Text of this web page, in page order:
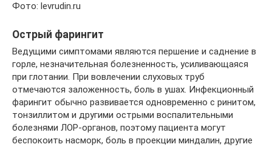
Фото: levrudin.ru
Острый фарингит
Ведущими симптомами являются першение и саднение в
горле, незначительная болезненность, усиливающаяся
при глотании. При вовлечении слуховых труб
отмечаются заложенность, боль в ушах. Инфекционный
фарингит обычно развивается одновременно с ринитом,
тонзиллитом и другими острыми воспалительными
болезнями ЛОР-органов, поэтому пациента могут
беспокоить насморк, боль в проекции миндалин, другие